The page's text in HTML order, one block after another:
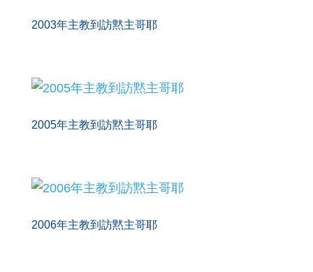
2003年主教到訪黙主哥耶
2005年主教到訪黙主哥耶
2006年主教到訪黙主哥耶